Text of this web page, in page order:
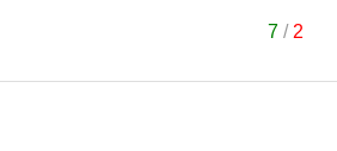
7/ 2